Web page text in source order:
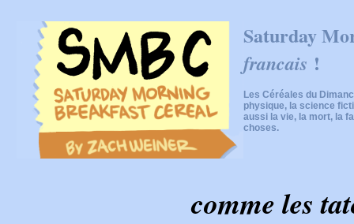
Saturday
francais !
Les Céréales du
physique, la science
aussi la vie, la mort, la
choses.
comme les